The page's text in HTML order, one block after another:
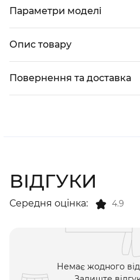
Параметри моделі
Опис товару
Повернення та доставка
ВІДГУКИ
Середня оцінка: 4.9
Немає жодного